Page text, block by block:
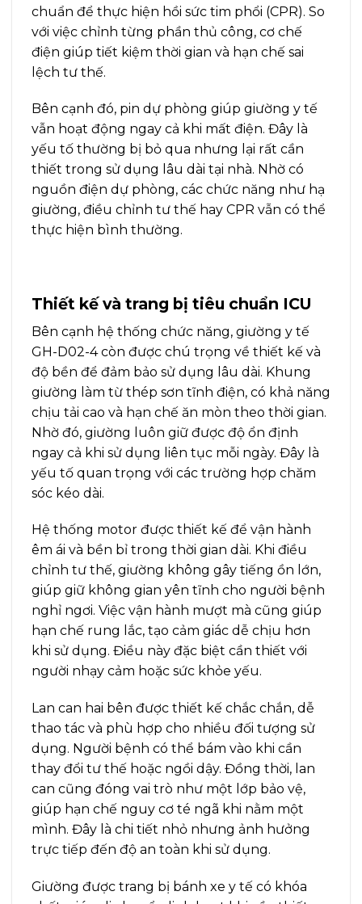
chuẩn để thực hiện hồi sức tim phổi (CPR). So
với việc chỉnh từng phần thủ công, cơ chế
điện giúp tiết kiệm thời gian và hạn chế sai
lệch tư thế.
Bên cạnh đó, pin dự phòng giúp giường y tế
vẫn hoạt động ngay cả khi mất điện. Đây là
yếu tố thường bị bỏ qua nhưng lại rất cần
thiết trong sử dụng lâu dài tại nhà. Nhờ có
nguồn điện dự phòng, các chức năng như hạ
giường, điều chỉnh tư thế hay CPR vẫn có thể
thực hiện bình thường.
Thiết kế và trang bị tiêu chuẩn ICU
Bên cạnh hệ thống chức năng, giường y tế
GH-D02-4 còn được chú trọng về thiết kế và
độ bền để đảm bảo sử dụng lâu dài. Khung
giường làm từ thép sơn tĩnh điện, có khả năng
chịu tải cao và hạn chế ăn mòn theo thời gian.
Nhờ đó, giường luôn giữ được độ ổn định
ngay cả khi sử dụng liên tục mỗi ngày. Đây là
yếu tố quan trọng với các trường hợp chăm
sóc kéo dài.
Hệ thống motor được thiết kế để vận hành
êm ái và bền bỉ trong thời gian dài. Khi điều
chỉnh tư thế, giường không gây tiếng ồn lớn,
giúp giữ không gian yên tĩnh cho người bệnh
nghỉ ngơi. Việc vận hành mượt mà cũng giúp
hạn chế rung lắc, tạo cảm giác dễ chịu hơn
khi sử dụng. Điều này đặc biệt cần thiết với
người nhạy cảm hoặc sức khỏe yếu.
Lan can hai bên được thiết kế chắc chắn, dễ
thao tác và phù hợp cho nhiều đối tượng sử
dụng. Người bệnh có thể bám vào khi cần
thay đổi tư thế hoặc ngồi dậy. Đồng thời, lan
can cũng đóng vai trò như một lớp bảo vệ,
giúp hạn chế nguy cơ té ngã khi nằm một
mình. Đây là chi tiết nhỏ nhưng ảnh hưởng
trực tiếp đến độ an toàn khi sử dụng.
Giường được trang bị bánh xe y tế có khóa